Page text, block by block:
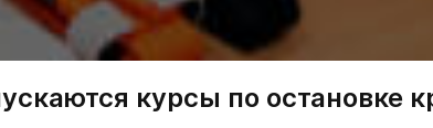
курсы по остановке